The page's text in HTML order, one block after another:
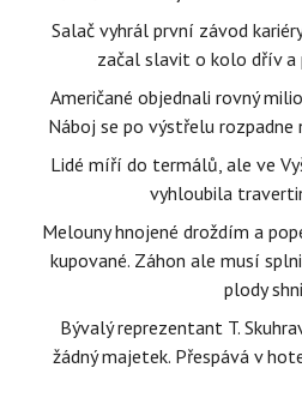
Salač vyhrál první závod
začal slavit o kolo dřív
Američané objednali rovný
Náboj se po výstřelu rozpadne
Lidé míří do termálů, ale ve
vyhloubila
Melouny hnojené droždím a
kupované. Záhon ale musí
plody
Bývalý reprezentant T.
žádný majetek. Přespává v